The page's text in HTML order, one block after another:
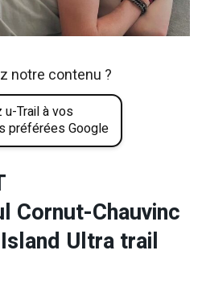
notre contenu ?
u-Trail à vos
préférées Google
Cornut-Chauvinc
Ultra trail